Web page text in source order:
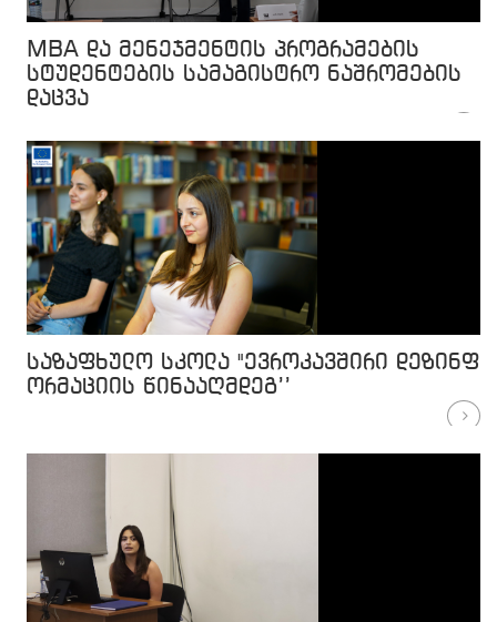
MBA და მენეჯმენტის პროგრამების
სტუდენტების სამაგისტრო ნაშრომების
დაცვა
საზაფხულო სკოლა "ევროკავშირი დეზინფ
ორმაციის წინააღმდეგ’’